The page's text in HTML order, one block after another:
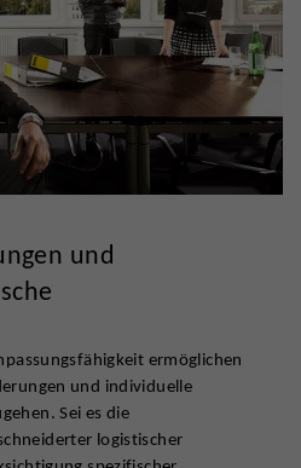
und
ermöglichen
und individuelle
Sei es die
logistischer